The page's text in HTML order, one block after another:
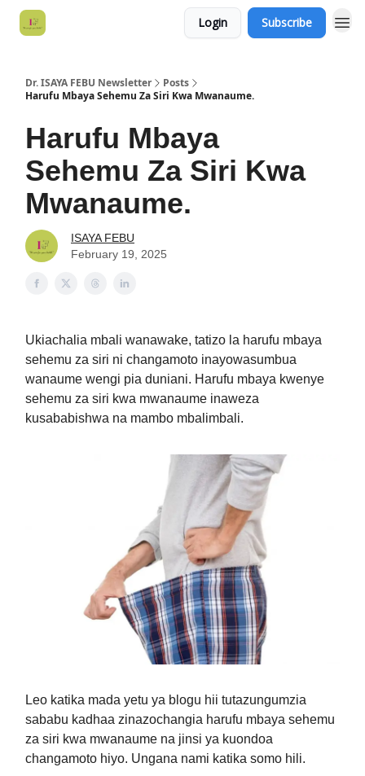
Login Subscribe
Dr. ISAYA FEBU Newsletter
Posts
Harufu Mbaya Sehemu Za Siri Kwa Mwanaume.
Harufu Mbaya
Sehemu Za Siri Kwa
Mwanaume.
ISAYA FEBU
February 19, 2025
Ukiachalia mbali wanawake, tatizo la harufu mbaya
sehemu za siri ni changamoto inayowasumbua
wanaume wengi pia duniani. Harufu mbaya kwenye
sehemu za siri kwa mwanaume inaweza
kusababishwa na mambo mbalimbali.
Leo katika mada yetu ya blogu hii tutazungumzia
sababu kadhaa zinazochangia harufu mbaya sehemu
za siri kwa mwanaume na jinsi ya kuondoa
changamoto hiyo. Ungana nami katika somo hili.